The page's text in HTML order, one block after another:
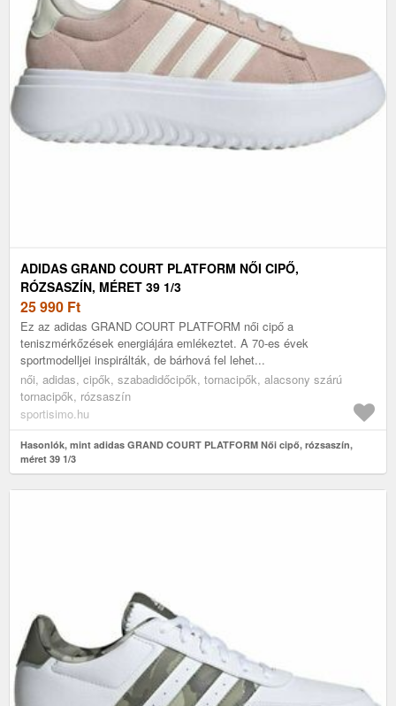
ADIDAS GRAND COURT PLATFORM NŐI CIPŐ,
RÓZSASZÍN, MÉRET 39 1/3
25 990 Ft
Ez az adidas GRAND COURT PLATFORM női cipő a
teniszmérkőzések energiájára emlékeztet. A 70-es évek
sportmodelljei inspirálták, de bárhová fel lehet...
női, adidas, cipők, szabadidőcipők, tornacipők, alacsony szárú
tornacipők, rózsaszín
sportisimo.hu
Hasonlók, mint adidas GRAND COURT PLATFORM Női cipő, rózsaszín,
méret 39 1/3